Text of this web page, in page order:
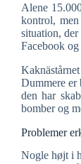
Alene
kontrol,
situation,
Facebook
Dummere er
den har
bomber og
Problemer
Nogle højt i